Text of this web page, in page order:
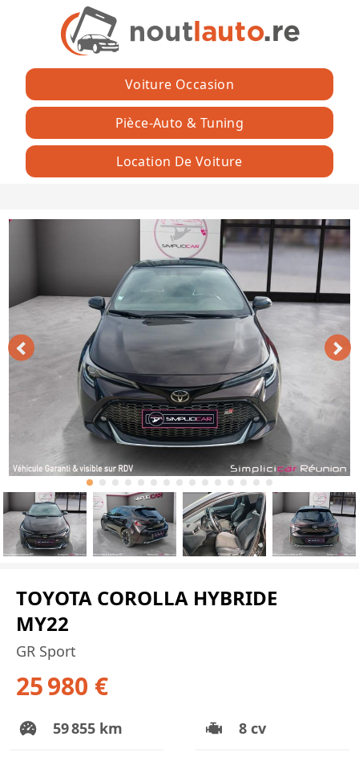
Voiture Occasion
Pièce-Auto & Tuning
Location De Voiture
TOYOTA COROLLA HYBRIDE
MY22
GR Sport
25 980 €
59 855 km 8 cv